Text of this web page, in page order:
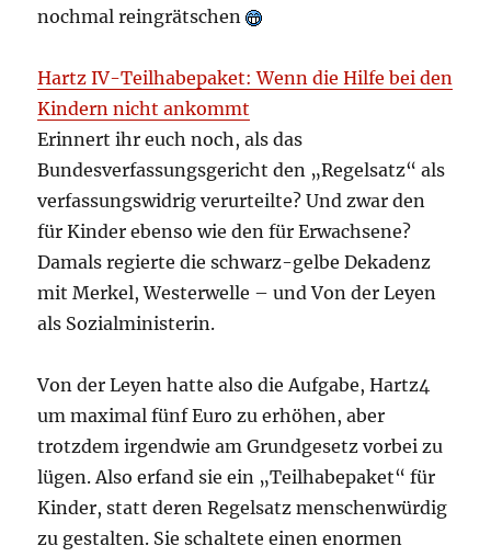
nochmal reingrätschen
Hartz IV-Teilhabepaket: Wenn die Hilfe bei den
Kindern nicht ankommt
Erinnert ihr euch noch, als das
Bundesverfassungsgericht den „Regelsatz“ als
verfassungswidrig verurteilte? Und zwar den
für Kinder ebenso wie den für Erwachsene?
Damals regierte die schwarz-gelbe Dekadenz
mit Merkel, Westerwelle – und Von der Leyen
als Sozialministerin.
Von der Leyen hatte also die Aufgabe, Hartz4
um maximal fünf Euro zu erhöhen, aber
trotzdem irgendwie am Grundgesetz vorbei zu
lügen. Also erfand sie ein „Teilhabepaket“ für
Kinder, statt deren Regelsatz menschenwürdig
zu gestalten. Sie schaltete einen enormen